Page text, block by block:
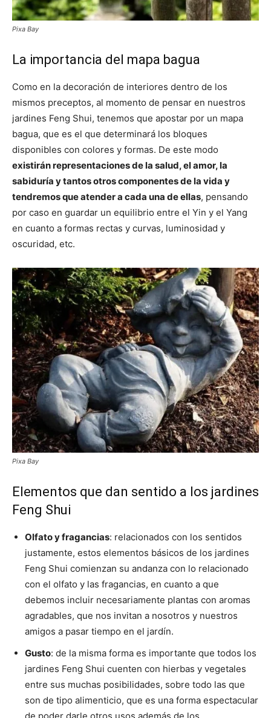
Pixa Bay
La importancia del mapa bagua
Como en la decoración de interiores dentro de los
mismos preceptos, al momento de pensar en nuestros
jardines Feng Shui, tenemos que apostar por un mapa
bagua, que es el que determinará los bloques
disponibles con colores y formas. De este modo
existirán representaciones de la salud, el amor, la
sabiduría y tantos otros componentes de la vida y
tendremos que atender a cada una de ellas, pensando
por caso en guardar un equilibrio entre el Yin y el Yang
en cuanto a formas rectas y curvas, luminosidad y
oscuridad, etc.
Pixa Bay
Elementos que dan sentido a los jardines
Feng Shui
Olfato y fragancias: relacionados con los sentidos
justamente, estos elementos básicos de los jardines
Feng Shui comienzan su andanza con lo relacionado
con el olfato y las fragancias, en cuanto a que
debemos incluir necesariamente plantas con aromas
agradables, que nos invitan a nosotros y nuestros
amigos a pasar tiempo en el jardín.
Gusto: de la misma forma es importante que todos los
jardines Feng Shui cuenten con hierbas y vegetales
entre sus muchas posibilidades, sobre todo las que
son de tipo alimenticio, que es una forma espectacular